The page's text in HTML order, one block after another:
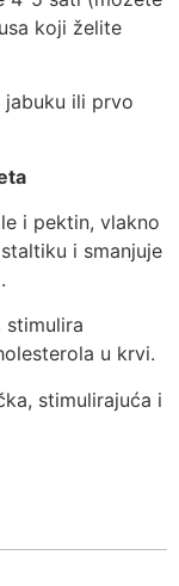
koji želite
ili prvo
i pektin, vlakno
i smanjuje
stimulira
u krvi.
stimulirajuća i